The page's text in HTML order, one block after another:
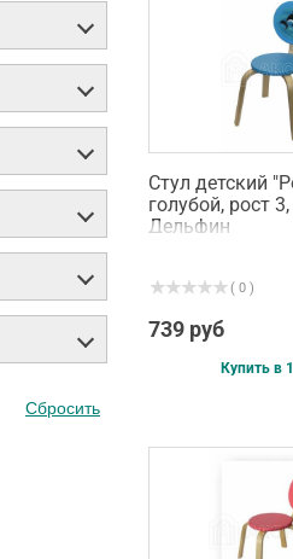
Стул детский
голубой, рост
Дельфин
( 0 )
739 руб
Купить в